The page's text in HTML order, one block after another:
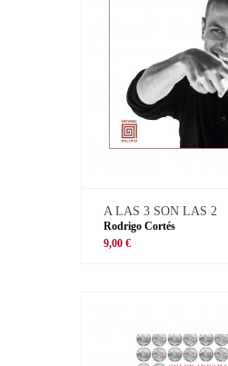
A LAS 3 SON LAS 2
Rodrigo Cortés
9,00 €